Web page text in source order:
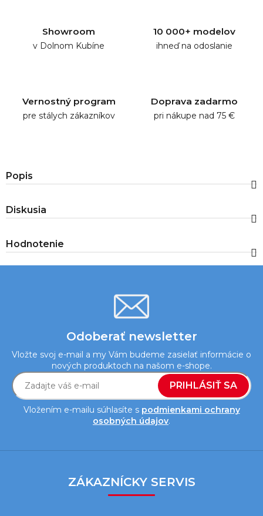
Showroom
v Dolnom Kubíne
10 000+ modelov
ihneď na odoslanie
Vernostný program
pre stálych zákazníkov
Doprava zadarmo
pri nákupe nad 75 €
Popis
Diskusia
Hodnotenie
Odoberať newsletter
Vložte svoj e-mail a my Vám budeme zasielať informácie o
nových produktoch na našom e-shope.
Vložením e-mailu súhlasíte s podmienkami ochrany
osobných údajov.
PRIHLÁSIŤ SA
ZÁKAZNÍCKY SERVIS